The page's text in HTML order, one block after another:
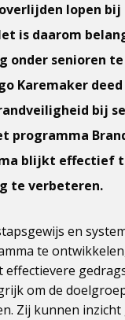
lopen bij
is daarom
onder senioren
Karemaker
bij
programma
blijkt effectief
te verbeteren.
en
te
effectievere
om de
Zij kunnen inzicht